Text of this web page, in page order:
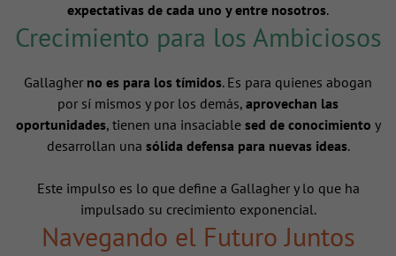
expectativas de cada uno y entre nosotros.
Crecimiento para los Ambiciosos
Gallagher no es para los tímidos. Es para quienes abogan
por sí mismos y por los demás, aprovechan las
oportunidades, tienen una insaciable sed de conocimiento y
desarrollan una sólida defensa para nuevas ideas.
Este impulso es lo que define a Gallagher y lo que ha
impulsado su crecimiento exponencial.
Navegando el Futuro Juntos